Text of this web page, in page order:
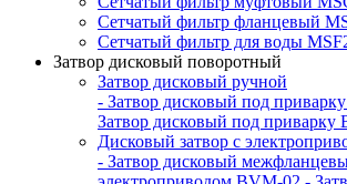
Сетчатый фильтр фланцевый
Сетчатый фильтр для воды
Затвор дисковый поворотный
Затвор дисковый ручной
- Затвор дисковый под
Затвор дисковый под приварку
Дисковый затвор с
- Затвор дисковый